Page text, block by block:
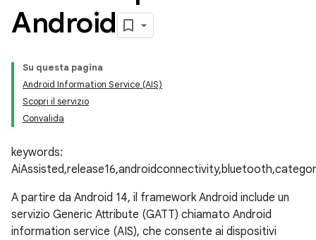
Android
Su questa pagina
Android Information Service (AIS)
Scopri il servizio
Convalida
keywords:
A partire da Android 14, il framework Android include un
servizio Generic Attribute (GATT) chiamato Android
information service (AIS), che consente ai dispositivi